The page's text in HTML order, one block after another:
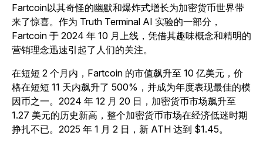
Fartcoin以其奇怪的幽默和爆炸式增长为加密货币世界带
来了惊喜。作为 Truth Terminal AI 实验的一部分，
Fartcoin 于 2024 年 10 月上线，凭借其趣味概念和精明的
营销理念迅速引起了人们的关注。
在短短 2 个月内，Fartcoin 的市值飙升至 10 亿美元，价
格在短短 11 天内飙升了 500%，并成为年度表现最佳的模
因币之一。2024 年 12 月 20 日，加密货币市场飙升至
1.27 美元的历史新高，整个加密货币市场在经济低迷时期
挣扎不已。2025 年 1 月 2 日，新 ATH 达到 $1.45。